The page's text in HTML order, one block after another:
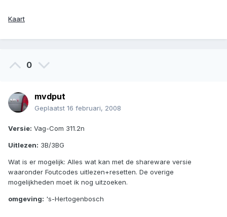
Kaart
0
mvdput
Geplaatst 16 februari, 2008
Versie: Vag-Com 311.2n
Uitlezen: 3B/3BG
Wat is er mogelijk: Alles wat kan met de shareware versie
waaronder Foutcodes uitlezen+resetten. De overige
mogelijkheden moet ik nog uitzoeken.
omgeving: 's-Hertogenbosch